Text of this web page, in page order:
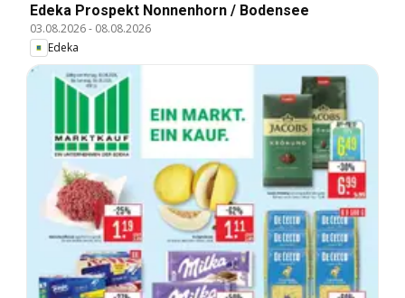
Edeka Prospekt Nonnenhorn / Bodensee
03.08.2026- 08.08.2026
Edeka